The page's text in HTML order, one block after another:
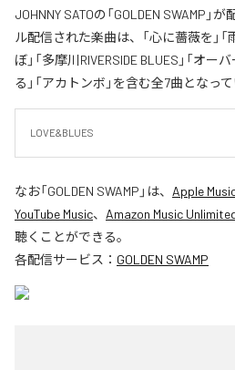
JOHNNY SATOの「GOLDEN SWAMP」
ル配信された楽曲は、「心に薔薇を」「
ぼ」「多摩川RIVERSIDE BLUES」「オー
る」「アカトンボ」を含む全7曲となって
LOVE&BLUES
なお「GOLDEN SWAMP 」は、 Apple
YouTube Music、 Amazon Music
聴くことができる。
各配信サービス： GOLDEN SWAMP